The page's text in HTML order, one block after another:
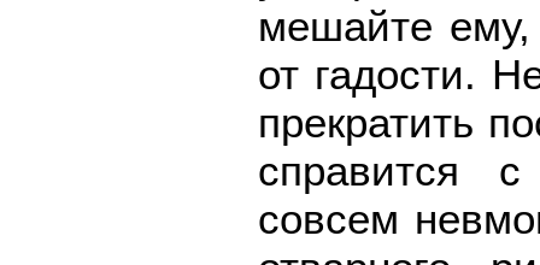
мешайте ему,
от гадости.
прекратить
справится
совсем